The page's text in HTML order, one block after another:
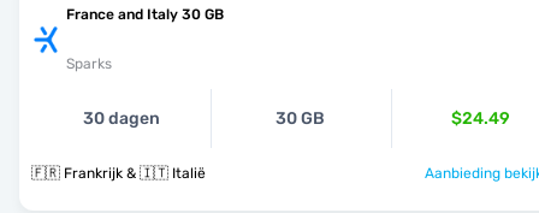
France and Italy 30 GB
Sparks
30 dagen 30 GB $24.49
🇫🇷 Frankrijk & 🇮🇹 Italië Aanbieding